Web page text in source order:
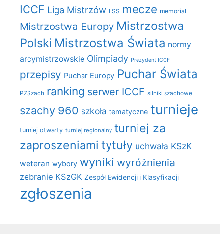
ICCF Liga Mistrzów LSS mecze memoriał
Mistrzostwa Europy Mistrzostwa
Polski Mistrzostwa Świata normy
arcymistrzowskie Olimpiady Prezydent ICCF
przepisy Puchar Europy Puchar Świata
PZSzach ranking serwer ICCF silniki szachowe
szachy 960 szkoła tematyczne turnieje
turniej otwarty turniej regionalny turniej za
zaproszeniami tytuły uchwała KSzK
weteran wybory wyniki wyróżnienia
zebranie KSzGK Zespół Ewidencji i Klasyfikacji
zgłoszenia